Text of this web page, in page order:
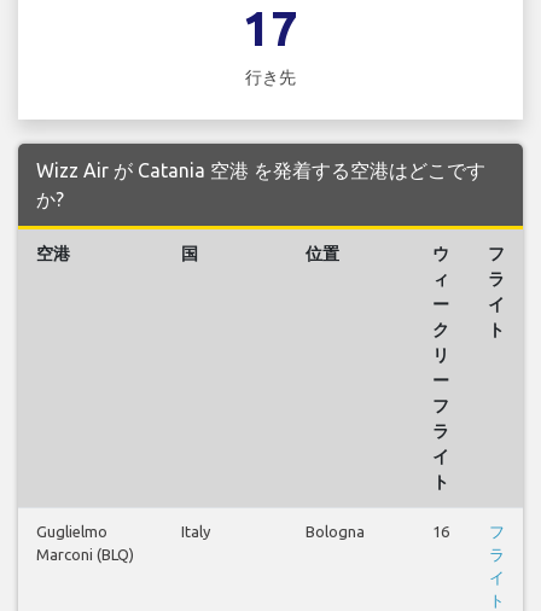
17
行き先
Wizz Air が Catania 空港 を発着する空港はどこです
か?
空港 国 位置
ウ
ィ
ー
ク
リ
ー
フ
ラ
イ
ト
フ
ラ
イ
ト
Guglielmo
Marconi (BLQ)
Italy Bologna 16
フ
ラ
イ
ト